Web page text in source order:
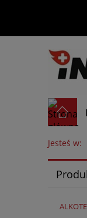
Jesteś w: